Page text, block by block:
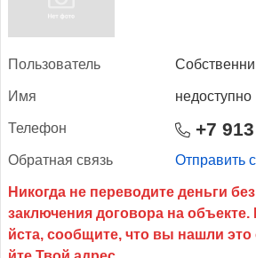
Поль­зо­ватель
Имя недоступно
Те­лефон +7
Об­ратная связь Отправить